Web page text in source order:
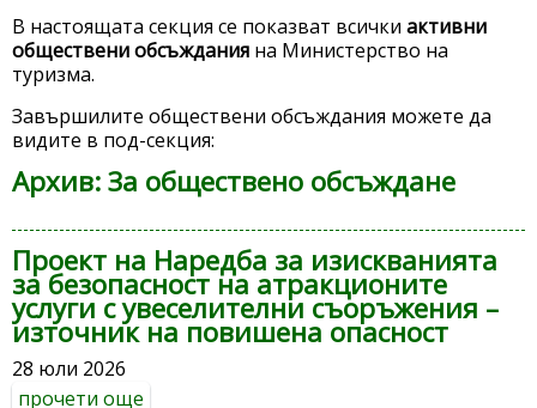
В настоящата секция се показват всички активни
обществени обсъждания на Министерство на
туризма.
Завършилите обществени обсъждания можете да
видите в под-секция:
Архив: За обществено обсъждане
Проект на Наредба за изискванията
за безопасност на атракционите
услуги с увеселителни съоръжения –
източник на повишена опасност
28 юли 2026
прочети още